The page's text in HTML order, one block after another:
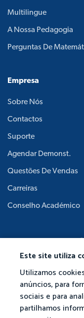
Este site utiliza
Utilizamos
anúncios, para
sociais e para
partilhamos
Multilingue
A Nossa Pedagogia
Perguntas De
Empresa
Sobre Nós
Contactos
Suporte
Agendar Demonst.
Questões De Vendas
Carreiras
Conselho Académico